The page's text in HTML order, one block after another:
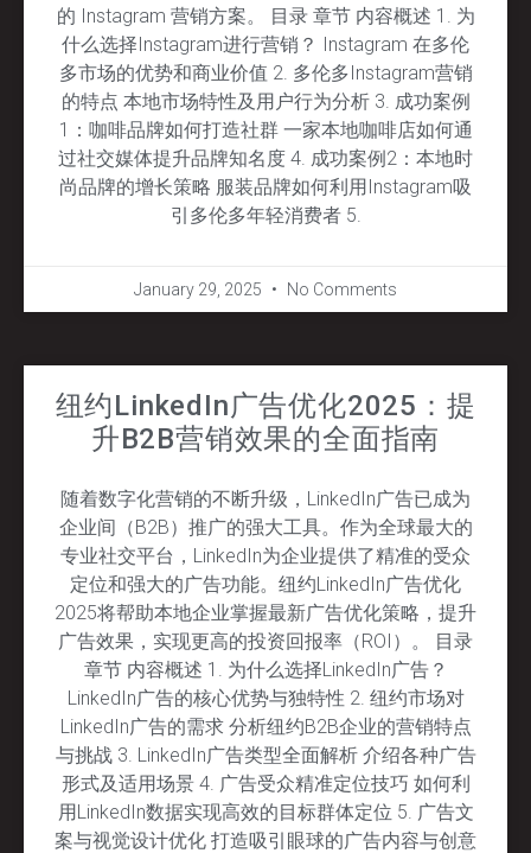
的 Instagram 营销方案。 目录 章节 内容概述 1. 为
什么选择Instagram进行营销？ Instagram 在多伦
多市场的优势和商业价值 2. 多伦多Instagram营销
的特点 本地市场特性及用户行为分析 3. 成功案例
1：咖啡品牌如何打造社群 一家本地咖啡店如何通
过社交媒体提升品牌知名度 4. 成功案例2：本地时
尚品牌的增长策略 服装品牌如何利用Instagram吸
引多伦多年轻消费者 5.
January 29, 2025 No Comments
纽约LinkedIn广告优化2025：提
升B2B营销效果的全面指南
随着数字化营销的不断升级，LinkedIn广告已成为
企业间（B2B）推广的强大工具。作为全球最大的
专业社交平台，LinkedIn为企业提供了精准的受众
定位和强大的广告功能。纽约LinkedIn广告优化
2025将帮助本地企业掌握最新广告优化策略，提升
广告效果，实现更高的投资回报率（ROI）。 目录
章节 内容概述 1. 为什么选择LinkedIn广告？
LinkedIn广告的核心优势与独特性 2. 纽约市场对
LinkedIn广告的需求 分析纽约B2B企业的营销特点
与挑战 3. LinkedIn广告类型全面解析 介绍各种广告
形式及适用场景 4. 广告受众精准定位技巧 如何利
用LinkedIn数据实现高效的目标群体定位 5. 广告文
案与视觉设计优化 打造吸引眼球的广告内容与创意